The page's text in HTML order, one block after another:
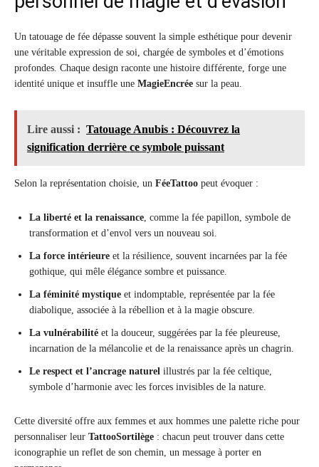
Un tatouage de fée dépasse souvent la simple esthétique pour devenir
une véritable expression de soi, chargée de symboles et d’émotions
profondes. Chaque design raconte une histoire différente, forge une
identité unique et insuffle une MagieEncrée sur la peau.
Lire aussi : Tatouage Anubis : Découvrez la
signification derrière ce symbole puissant
Selon la représentation choisie, un FéeTattoo peut évoquer :
La liberté et la renaissance , comme la fée papillon, symbole de
transformation et d’envol vers un nouveau soi.
La force intérieure et la résilience, souvent incarnées par la fée
gothique, qui mêle élégance sombre et puissance.
La féminité mystique et indomptable, représentée par la fée
diabolique, associée à la rébellion et à la magie obscure.
La vulnérabilité et la douceur, suggérées par la fée pleureuse,
incarnation de la mélancolie et de la renaissance après un chagrin.
Le respect et l’ancrage naturel illustrés par la fée celtique,
symbole d’harmonie avec les forces invisibles de la nature.
Cette diversité offre aux femmes et aux hommes une palette riche pour
personnaliser leur TattooSortilège : chacun peut trouver dans cette
iconographie un reflet de son chemin, un message à porter en